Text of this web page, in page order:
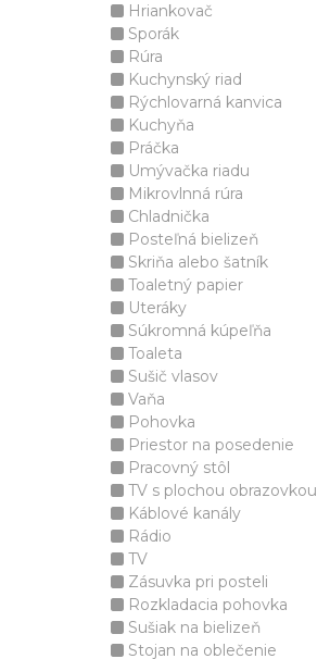
Hriankovač
Sporák
Rúra
Kuchynský riad
Rýchlovarná kanvica
Kuchyňa
Práčka
Umývačka riadu
Mikrovlnná rúra
Chladnička
Posteľná bielizeň
Skriňa alebo šatník
Toaletný papier
Uteráky
Súkromná kúpeľňa
Toaleta
Sušič vlasov
Vaňa
Pohovka
Priestor na posedenie
Pracovný stôl
TV s plochou obrazovkou
Káblové kanály
Rádio
TV
Zásuvka pri posteli
Rozkladacia pohovka
Sušiak na bielizeň
Stojan na oblečenie